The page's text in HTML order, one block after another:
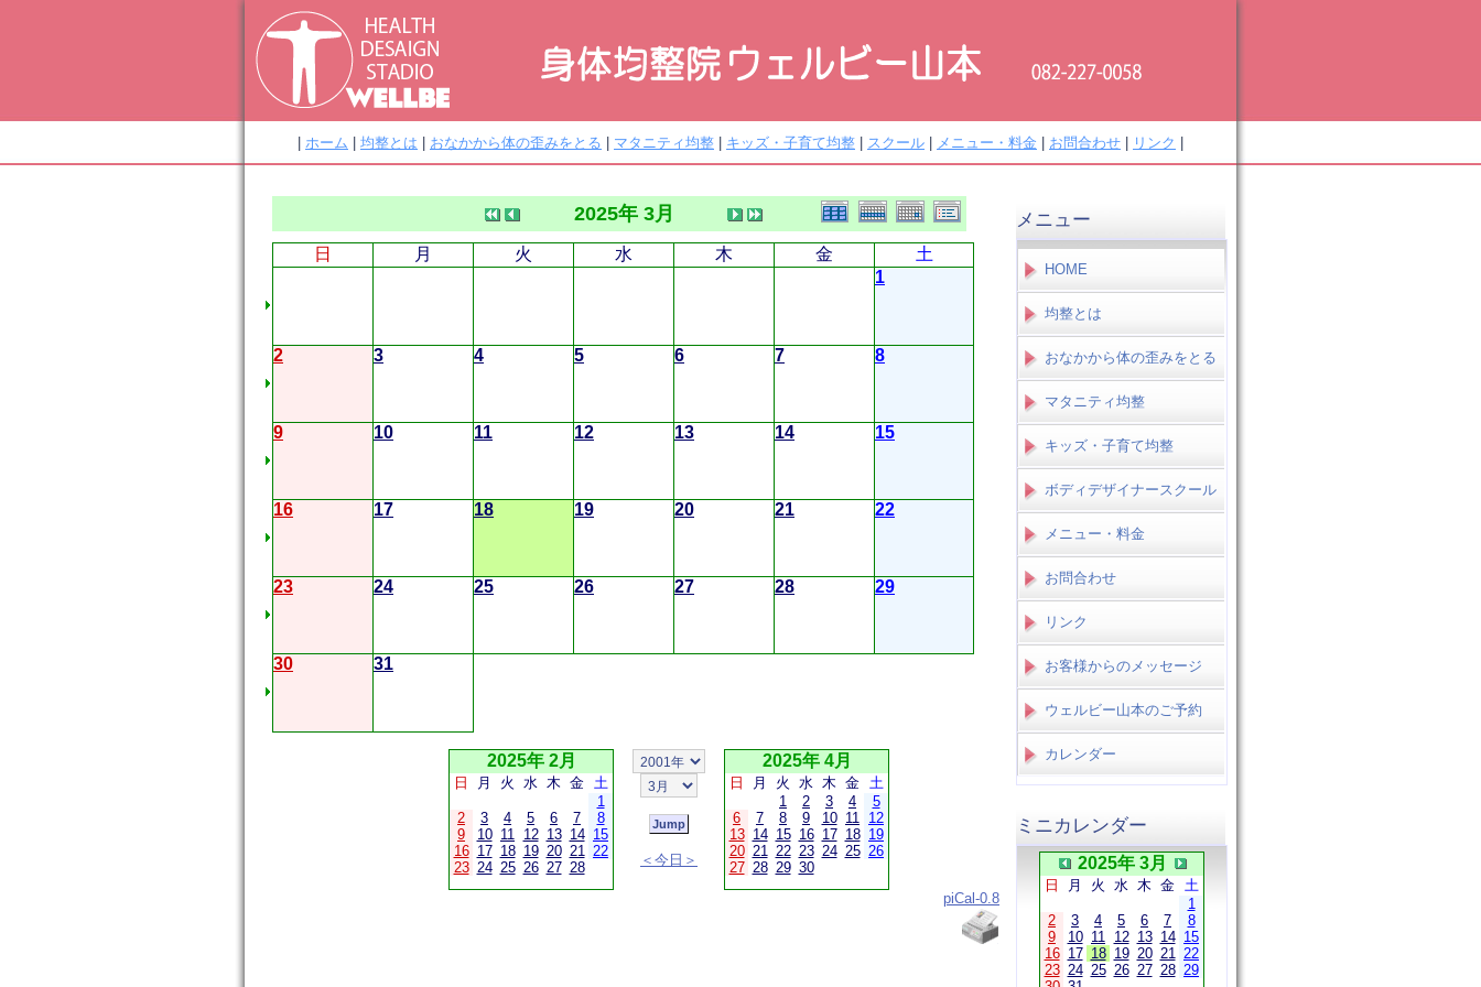
ホーム 均整とは おなかから体の歪みをとる マタニティ均整 キッズ・子育て均整 スクール メニュー・料金 お問合わせ リンク
2025年 3月
日 月 火 水 木 金
土
1
2 3 4 5 6 7 8
9 10 11 12 13 14 15
16 17 18 19 20 21 22
23 24 25 26 27 28 29
30 31
2025年 2月
日 月 火 水 木 金 土
1
2
3 4 5 6 7
8
9
10 11 12 13 14 15
16 17 18 19 20 21 22
23 24 25 26 27 28 ＜今日＞
2025年 4月
日 月 火 水 木 金 土
1
2 3 4
5
6
7 8 9 10 11 12
13 14 15 16 17 18 19
20 21 22 23 24 25 26
27 28 29 30
piCal-0.8
メニュー
HOME
均整とは
おなかから体の歪みをとる
マタニティ均整
キッズ・子育て均整
ボディデザイナースクール
メニュー・料金
お問合わせ
リンク
お客様からのメッセージ
ウェルビー山本のご予約
カレンダー
ミニカレンダー
2025年 3月
日 月 火 水 木 金 土
1
2
3 4 5 6 7
8
9
10 11 12 13 14 15
16 17 18 19 20 21 22
23 24 25 26 27 28 29